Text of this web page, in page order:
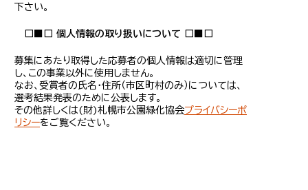
下さい。
□■□ 個人情報の取り扱いについて □■□
募集にあたり取得した応募者の個人情報は適切に管理
し、この事業以外に使用しません。
なお、受賞者の氏名・住所（市区町村のみ）については、
選考結果発表のために公表します。
その他詳しくは(財)札幌市公園緑化協会プライバシーポ
リシーをご覧ください。